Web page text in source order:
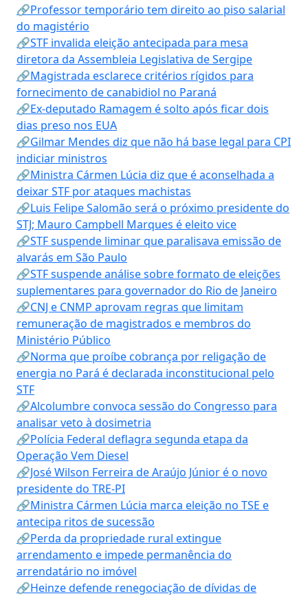
🔗Professor temporário tem direito ao piso salarial
do magistério
🔗STF invalida eleição antecipada para mesa
diretora da Assembleia Legislativa de Sergipe
🔗Magistrada esclarece critérios rígidos para
fornecimento de canabidiol no Paraná
🔗Ex-deputado Ramagem é solto após ficar dois
dias preso nos EUA
🔗Gilmar Mendes diz que não há base legal para CPI
indiciar ministros
🔗Ministra Cármen Lúcia diz que é aconselhada a
deixar STF por ataques machistas
🔗Luis Felipe Salomão será o próximo presidente do
STJ; Mauro Campbell Marques é eleito vice
🔗STF suspende liminar que paralisava emissão de
alvarás em São Paulo
🔗STF suspende análise sobre formato de eleições
suplementares para governador do Rio de Janeiro
🔗CNJ e CNMP aprovam regras que limitam
remuneração de magistrados e membros do
Ministério Público
🔗Norma que proíbe cobrança por religação de
energia no Pará é declarada inconstitucional pelo
STF
🔗Alcolumbre convoca sessão do Congresso para
analisar veto à dosimetria
🔗Polícia Federal deflagra segunda etapa da
Operação Vem Diesel
🔗José Wilson Ferreira de Araújo Júnior é o novo
presidente do TRE-PI
🔗Ministra Cármen Lúcia marca eleição no TSE e
antecipa ritos de sucessão
🔗Perda da propriedade rural extingue
arrendamento e impede permanência do
arrendatário no imóvel
🔗Heinze defende renegociação de dívidas de